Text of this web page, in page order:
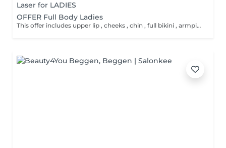
Laser for LADIES
OFFER Full Body Ladies
This offer includes upper lip , cheeks , chin , full bikini , armpits and full legs .